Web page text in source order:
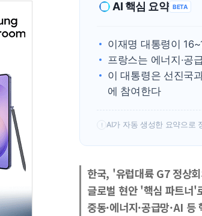
AI 핵심 요약 BETA
이재명 대통령이
프랑스는 에너지·공
이 대통령은 선진국
에 참여한다
! AI가 자동 생성한 요약으로
한국, '유럽대륙 G7 정상
글로벌 현안 '핵심 파트너'
중동·에너지·공급망·AI